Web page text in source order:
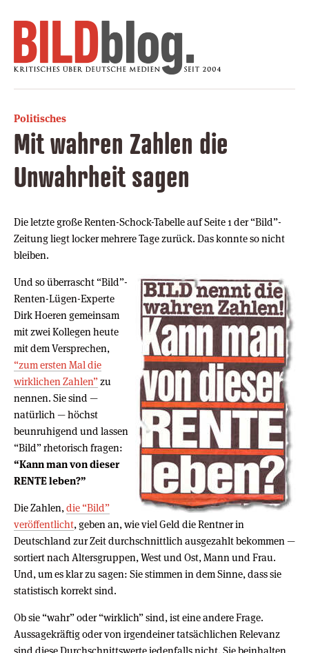
Politisches
Mit wahren Zahlen die
Unwahrheit sagen
Die letzte große Renten-Schock-Tabelle auf Seite 1 der “Bild”-
Zeitung liegt locker mehrere Tage zurück. Das konnte so nicht
bleiben.
Und so überrascht “Bild”-
Renten-Lügen-Experte
Dirk Hoeren gemeinsam
mit zwei Kollegen heute
mit dem Versprechen,
“zum ersten Mal die
wirklichen Zahlen” zu
nennen. Sie sind —
natürlich — höchst
beunruhigend und lassen
“Bild” rhetorisch fragen:
“Kann man von dieser
RENTE leben?”
Die Zahlen, die “Bild”
veröffentlicht, geben an, wie viel Geld die Rentner in
Deutschland zur Zeit durchschnittlich ausgezahlt bekommen —
sortiert nach Altersgruppen, West und Ost, Mann und Frau.
Und, um es klar zu sagen: Sie stimmen in dem Sinne, dass sie
statistisch korrekt sind.
Ob sie “wahr” oder “wirklich” sind, ist eine andere Frage.
Aussagekräftig oder von irgendeiner tatsächlichen Relevanz
sind diese Durchschnittswerte jedenfalls nicht. Sie beinhalten